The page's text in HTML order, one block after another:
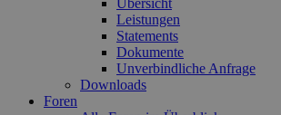
Übersicht
Leistungen
Statements
Dokumente
Unverbindliche Anfrage
Downloads
Foren